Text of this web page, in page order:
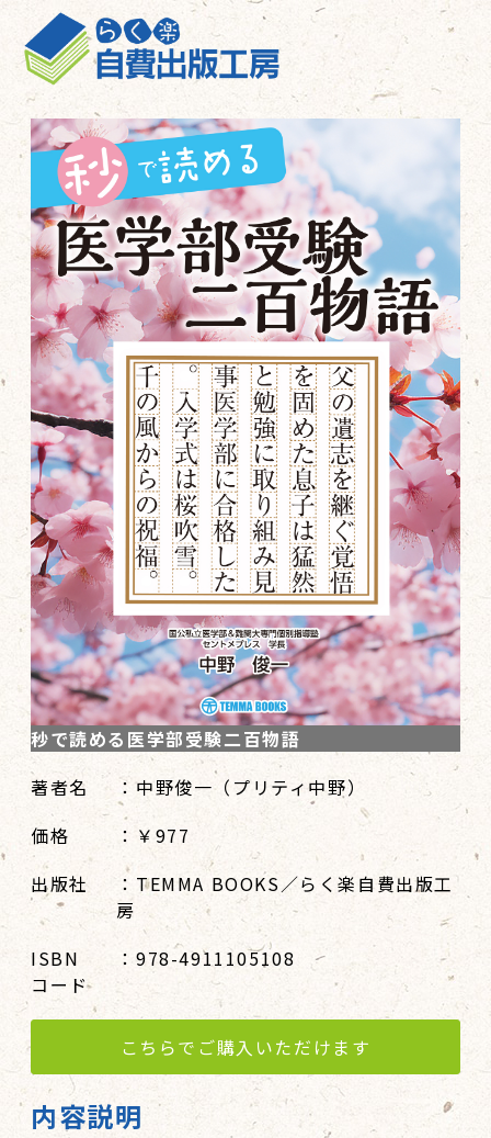
秒で読める医学部受験二百物語
著者名
：中野俊一（プリティ中野）
価格
：￥977
出版社
：TEMMA BOOKS／らく楽自費出版工
房
ISBN
コード
：978-4911105108
こちらでご購入いただけます
内容説明